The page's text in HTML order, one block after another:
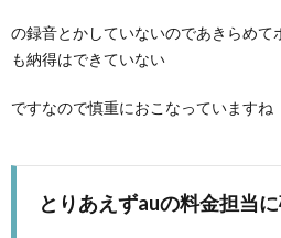
の録音とかしていないのであきらめて
も納得はできていない
ですなので慎重におこなっていますね
とりあえずauの料金担当